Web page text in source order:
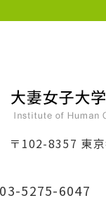
〒102-8357 東
03-5275-6047